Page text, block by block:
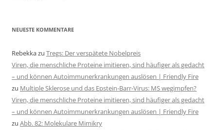
NEUESTE KOMMENTARE
Rebekkazu Tregs: Der verspätete Nobelpreis
Viren, die menschliche Proteine imitieren, sind häufiger als gedacht
– und können Autoimmunerkrankungen auslösen | Friendly Fire
zu Multiple Sklerose und das Epstein-Barr-Virus: MS wegimpfen?
Viren, die menschliche Proteine imitieren, sind häufiger als gedacht
– und können Autoimmunerkrankungen auslösen | Friendly Fire
zu Abb. 82: Molekulare Mimikry